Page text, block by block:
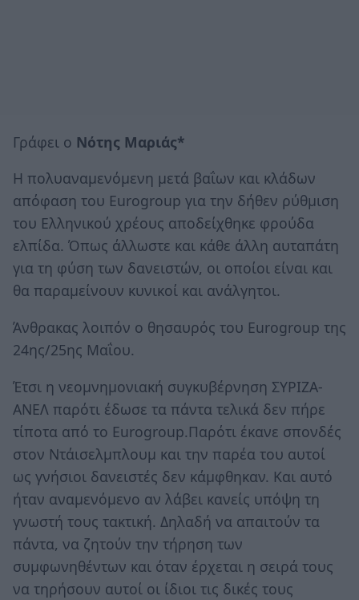
Γράφει ο Νότης Μαριάς*
Η πολυαναμενόμενη μετά βαΐων και κλάδων
απόφαση του Eurogroup για την δήθεν ρύθμιση
του Ελληνικού χρέους αποδείχθηκε φρούδα
ελπίδα. Όπως άλλωστε και κάθε άλλη αυταπάτη
για τη φύση των δανειστών, οι οποίοι είναι και
θα παραμείνουν κυνικοί και ανάλγητοι.
Άνθρακας λοιπόν ο θησαυρός του Eurogroup της
24ης/25ης Μαΐου.
Έτσι η νεομνημονιακή συγκυβέρνηση ΣΥΡΙΖΑ-
ΑΝΕΛ παρότι έδωσε τα πάντα τελικά δεν πήρε
τίποτα από το Eurogroup.Παρότι έκανε σπονδές
στον Ντάισελμπλουμ και την παρέα του αυτοί
ως γνήσιοι δανειστές δεν κάμφθηκαν. Και αυτό
ήταν αναμενόμενο αν λάβει κανείς υπόψη τη
γνωστή τους τακτική. Δηλαδή να απαιτούν τα
πάντα, να ζητούν την τήρηση των
συμφωνηθέντων και όταν έρχεται η σειρά τους
να τηρήσουν αυτοί οι ίδιοι τις δικές τους